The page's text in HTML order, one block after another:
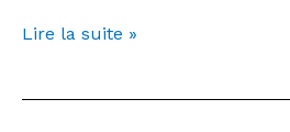
Dentiste
Messancy
Lire la suite »